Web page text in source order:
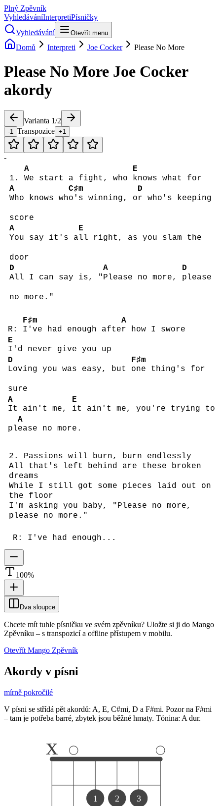
Plný Zpěvník
VyhledáváníInterpretiPísničky
Vyhledávání
Otevřít menu
Domů Interpreti Joe Cocker Please No More
Please No More Joe Cocker
akordy
Varianta 1/2
-1 Transpozice +1
-
1.
A
We start a fight, who
E
knows what for
A
Who knows wh
C♯m
o's winning, o
D
r who's keeping
score
A
You say it's a
E
ll right, as you slam the
door
D
All I can say is, "
A
Please no more,
D
please
no more."
R:
F♯m
I've had enough afte
A
r how I swore
E
I'd never give you up
D
Loving you was easy, but
F♯m
one thing's for
sure
A
It ain't me,
E
it ain't me, you're trying to
pl
A
ease no more.
2. Passions will burn, burn endlessly
All that's left behind are these broken
dreams
While I still got some pieces laid out on
the floor
I'm asking you baby, "Please no more,
please no more."
R: I've had enough...
100%
Dva sloupce
Chcete mít tuhle písničku ve svém zpěvníku? Uložte si ji do Mango
Zpěvníku – s transpozicí a offline přístupem v mobilu.
Otevřít Mango Zpěvník
Akordy v písni
mírně pokročilé
V písni se střídá pět akordů: A, E, C#mi, D a F#mi. Pozor na F#mi
– tam je potřeba barré, zbytek jsou běžné hmaty. Tónina: A dur.
x
1 2 3